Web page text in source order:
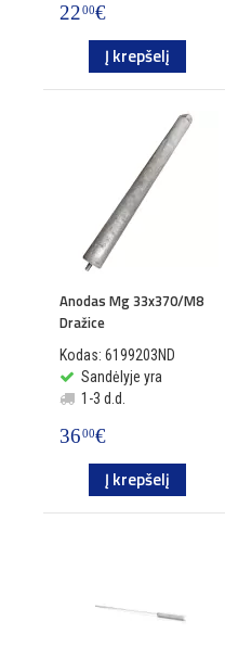
2200€
Į krepšelį
Anodas Mg 33x370/M8
Dražice
Kodas: 6199203ND
Sandėlyje yra
1-3 d.d.
3600€
Į krepšelį